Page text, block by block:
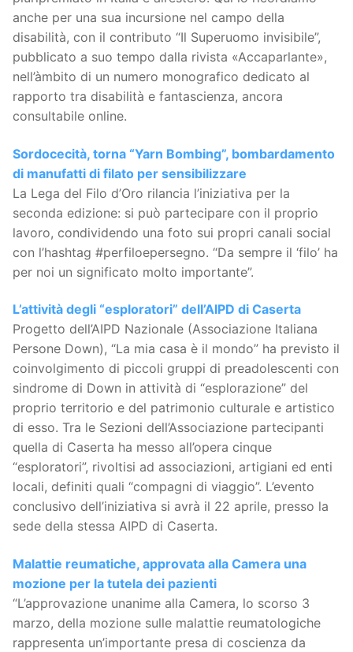
anche per una sua incursione nel campo della
disabilità, con il contributo “Il Superuomo invisibile”,
pubblicato a suo tempo dalla rivista «Accaparlante»,
nell’àmbito di un numero monografico dedicato al
rapporto tra disabilità e fantascienza, ancora
consultabile online.
Sordocecità, torna “Yarn Bombing”, bombardamento
di manufatti di filato per sensibilizzare
La Lega del Filo d’Oro rilancia l’iniziativa per la
seconda edizione: si può partecipare con il proprio
lavoro, condividendo una foto sui propri canali social
con l’hashtag #perfiloepersegno. “Da sempre il ‘filo’ ha
per noi un significato molto importante”.
L’attività degli “esploratori” dell’AIPD di Caserta
Progetto dell’AIPD Nazionale (Associazione Italiana
Persone Down), “La mia casa è il mondo” ha previsto il
coinvolgimento di piccoli gruppi di preadolescenti con
sindrome di Down in attività di “esplorazione” del
proprio territorio e del patrimonio culturale e artistico
di esso. Tra le Sezioni dell’Associazione partecipanti
quella di Caserta ha messo all’opera cinque
“esploratori”, rivoltisi ad associazioni, artigiani ed enti
locali, definiti quali “compagni di viaggio”. L’evento
conclusivo dell’iniziativa si avrà il 22 aprile, presso la
sede della stessa AIPD di Caserta.
Malattie reumatiche, approvata alla Camera una
mozione per la tutela dei pazienti
“L’approvazione unanime alla Camera, lo scorso 3
marzo, della mozione sulle malattie reumatologiche
rappresenta un’importante presa di coscienza da